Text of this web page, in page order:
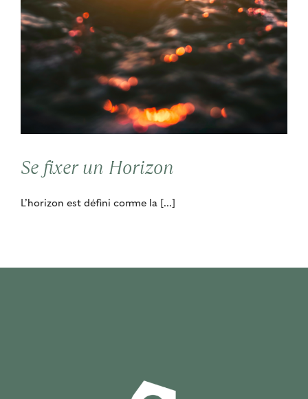
Se fixer un Horizon
L’horizon est défini comme la [...]